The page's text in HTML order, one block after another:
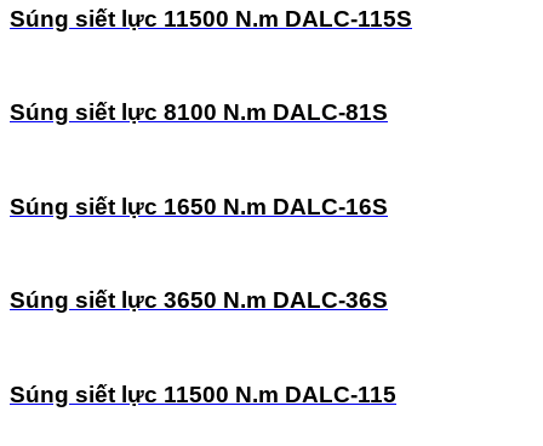
Súng siết lực 11500 N.m DALC-115S
Súng siết lực 8100 N.m DALC-81S
Súng siết lực 1650 N.m DALC-16S
Súng siết lực 3650 N.m DALC-36S
Súng siết lực 11500 N.m DALC-115